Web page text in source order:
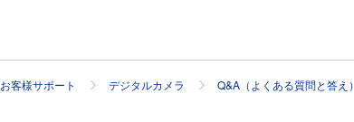
お客様サポート デジタルカメラ Q&A（よくある質問と答え）